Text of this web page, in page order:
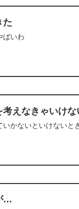
た
ばいわ
考えなきゃいけな
いかないといけない
…